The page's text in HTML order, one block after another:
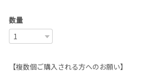
数量
【複数個ご購入される方へのお願い】